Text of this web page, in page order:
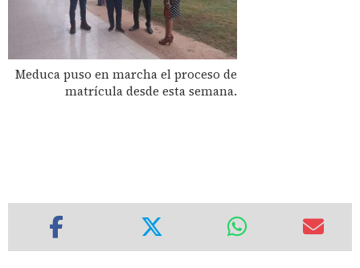
Meduca puso en marcha el proceso de
matrícula desde esta semana.